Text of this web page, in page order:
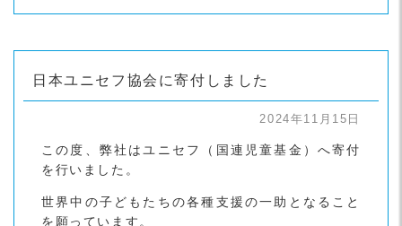
日本ユニセフ協会に寄付しました
2024年11月15日
この度、弊社はユニセフ（国連児童基金）へ寄付
を行いました。
世界中の子どもたちの各種支援の一助となること
を願っています。